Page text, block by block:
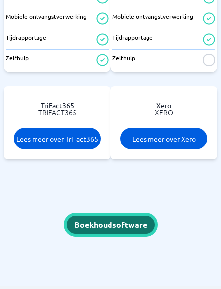
Mobiele ontvangstverwerking
Tijdrapportage
Zelfhulp
Mobiele ontvangstverwerking
Tijdrapportage
Zelfhulp
TriFact365
TRIFACT365
Lees meer over TriFact365
Xero
XERO
Lees meer over Xero
Boekhoudsoftware